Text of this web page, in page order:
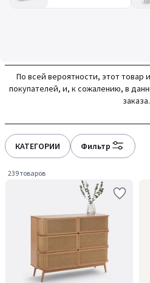
По всей вероятности, этот товар
покупателей, и, к сожалению, в
заказа.
КАТЕГОРИИ Фильтр
239 товаров